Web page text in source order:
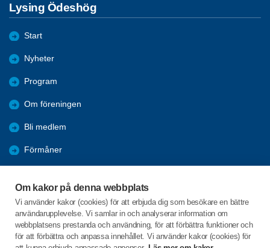
Om kakor på denna webbplats
Vi använder kakor (cookies) för att erbjuda dig som besökare en bättre
användarupplevelse. Vi samlar in och analyserar information om
webbplatsens prestanda och användning, för att förbättra funktioner och
för att förbättra och anpassa innehållet. Vi använder kakor (cookies) för
Lysing Ödeshög
Start
Nyheter
Program
Om föreningen
Bli medlem
Förmåner
Bildgalleri